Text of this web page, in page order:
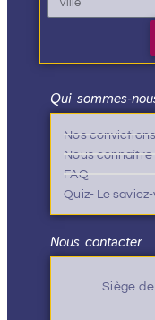
Qui sommes-
Nos convictions
Nous connaître
FAQ
Quiz- Le
Nous contacter
Siège de